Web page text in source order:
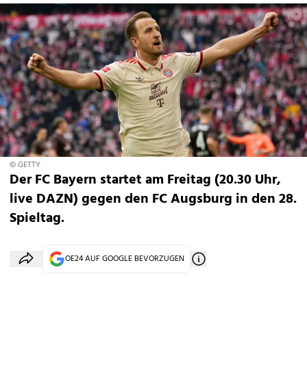
© GETTY
Der FC Bayern startet am Freitag (20.30 Uhr,
live DAZN) gegen den FC Augsburg in den 28.
Spieltag.
OE24 AUF GOOGLE BEVORZUGEN